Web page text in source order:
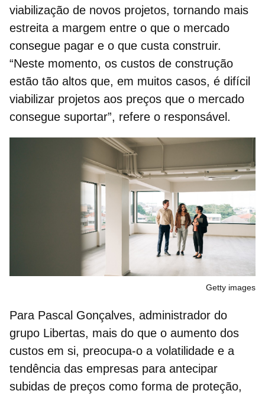
viabilização de novos projetos, tornando mais
estreita a margem entre o que o mercado
consegue pagar e o que custa construir.
“Neste momento, os custos de construção
estão tão altos que, em muitos casos, é difícil
viabilizar projetos aos preços que o mercado
consegue suportar”, refere o responsável.
Getty images
Para Pascal Gonçalves, administrador do
grupo Libertas, mais do que o aumento dos
custos em si, preocupa-o a volatilidade e a
tendência das empresas para antecipar
subidas de preços como forma de proteção,